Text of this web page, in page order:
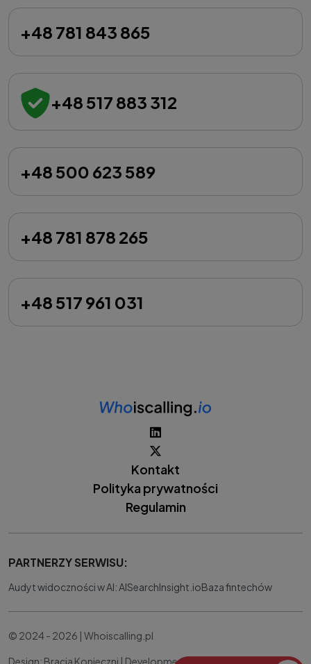
+48 781 843 865
+48 517 883 312
+48 500 623 589
+48 781 878 265
+48 517 961 031
Kontakt
Polityka prywatności
Regulamin
PARTNERZY SERWISU:
Audyt widoczności w AI: AISearchInsight.ioBaza fintechów
© 2024 - 2026 | Whoiscalling.pl
Design: Bracia Konieczni | Development: